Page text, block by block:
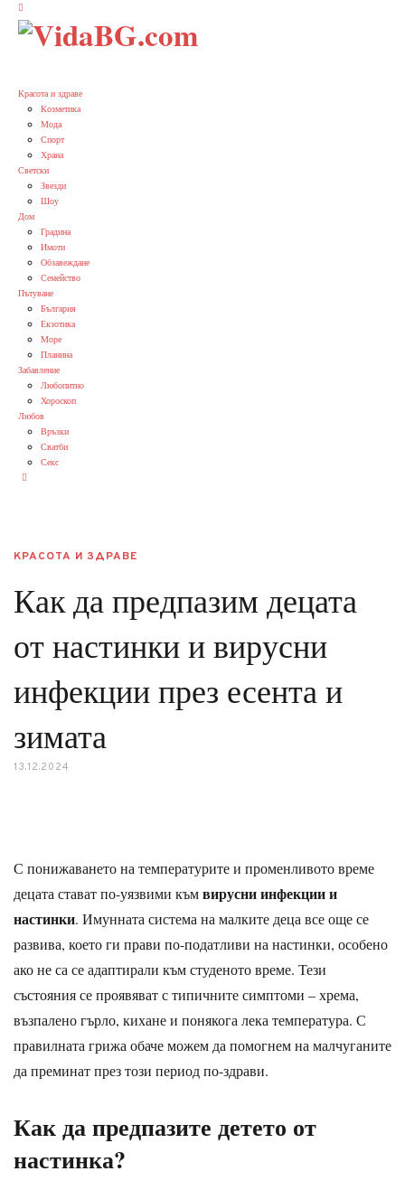
Красота и здраве
Козметика
Мода
Спорт
Храна
Светски
Звезди
Шоу
Дом
Градина
Имоти
Обзавеждане
Семейство
Пътуване
България
Екзотика
Море
Планина
Забавление
Любопитно
Хороскоп
Любов
Връзки
Сватби
Секс
КРАСОТА И ЗДРАВЕ
Как да предпазим децата
от настинки и вирусни
инфекции през есента и
зимата
13.12.2024
С понижаването на температурите и променливото време
децата стават по-уязвими къмвирусни инфекции и
настинки. Имунната система на малките деца все още се
развива, което ги прави по-податливи на настинки, особено
ако не са се адаптирали към студеното време. Тези
състояния се проявяват с типичните симптоми – хрема,
възпалено гърло, кихане и понякога лека температура. С
правилната грижа обаче можем да помогнем на малчуганите
да преминат през този период по-здрави.
Как да предпазите детето от
настинка?